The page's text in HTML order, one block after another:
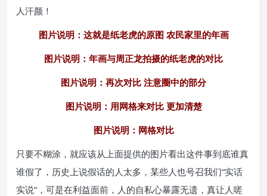
人汗颜！
图片说明：这就是纸老虎的原图 农民家里的年画
图片说明：年画与周正龙拍摄的纸老虎的对比
图片说明：再次对比 注意圈中的部分
图片说明：用网格来对比 更加清楚
图片说明：网格对比
只要不糊涂，就应该从上面提供的图片看出这件事到底谁真
谁假了，历史上说假话的人太多，某些人也号召我们“实话
实说”，可是在利益面前，人的自私心暴露无遗，真让人嗟